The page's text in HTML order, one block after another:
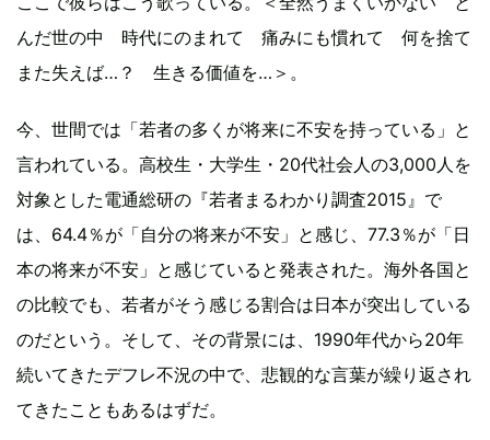
んだ世の中 時代にのまれて 痛みにも慣れて 何を捨て
また失えば…？ 生きる価値を…＞。
今、世間では「若者の多くが将来に不安を持っている」と
言われている。高校生・大学生・20代社会人の3,000人を
対象とした電通総研の『若者まるわかり調査2015』で
は、64.4％が「自分の将来が不安」と感じ、77.3％が「日
本の将来が不安」と感じていると発表された。海外各国と
の比較でも、若者がそう感じる割合は日本が突出している
のだという。そして、その背景には、1990年代から20年
続いてきたデフレ不況の中で、悲観的な言葉が繰り返され
てきたこともあるはずだ。